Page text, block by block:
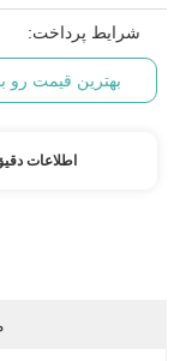
شرایط پرداخت:
بهترین قیمت رو
اطلاعات